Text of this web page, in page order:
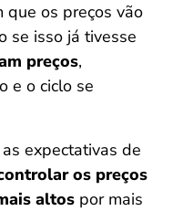
que os preços vão
se isso já tivesse
preços,
e o ciclo se
expectativas de
os preços
altos por mais